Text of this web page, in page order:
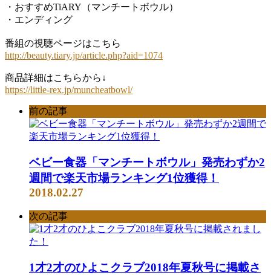
・おすすめTiARY（マンチートボウル）
・エンディング
番組の視聴ページはこちら
http://beauty.tiary.jp/article.php?aid=1074
商品詳細はこちらから↓
https://little-rex.jp/muncheatbowl/
前の記事
ベビー食器「マンチートボウル」発売わずか2
週間で楽天市場ランキング1位獲得！
2018.02.27
次の記事
1才2才のひよこクラブ2018年夏秋号に掲載さ